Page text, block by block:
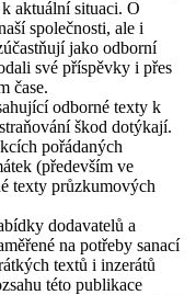
aktuální situaci. O
společnosti, ale i
jako odborní
své příspěvky i přes
čase.
odborné texty k
škod dotýkají.
pořádaných
(především ve
texty průzkumových
dodavatelů a
na potřeby sanací
textů i inzerátů
této publikace